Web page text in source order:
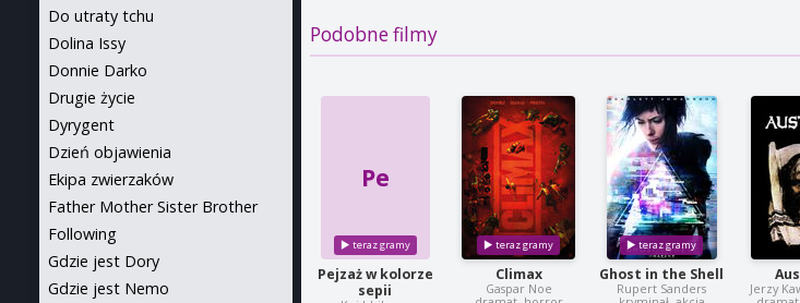
Podobne filmy
Pe
Pejzaż w kolorze
sepii
Climax
Gaspar Noe
Ghost in the Shell
Rupert Sanders
Jerzy
Do utraty tchu
Dolina Issy
Donnie Darko
Drugie życie
Dyrygent
Dzień objawienia
Ekipa zwierzaków
Father Mother Sister Brother
Following
Gdzie jest Dory
Gdzie jest Nemo